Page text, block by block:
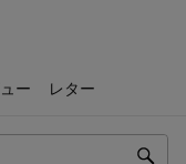
ー レター